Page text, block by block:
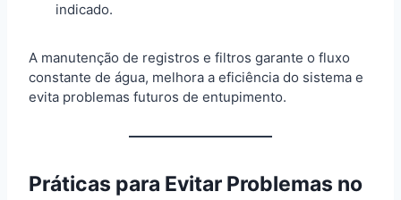
indicado.
A manutenção de registros e filtros garante o fluxo
constante de água, melhora a eficiência do sistema e
evita problemas futuros de entupimento.
Práticas para Evitar Problemas no